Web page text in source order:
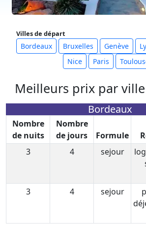
Villes de départ
Bordeaux Bruxelles Genève
Nice
Paris
Meilleurs prix par
Bordeaux
Nombre
de nuits
Nombre
de jours
Formule
3
4 sejour
3
4 sejour